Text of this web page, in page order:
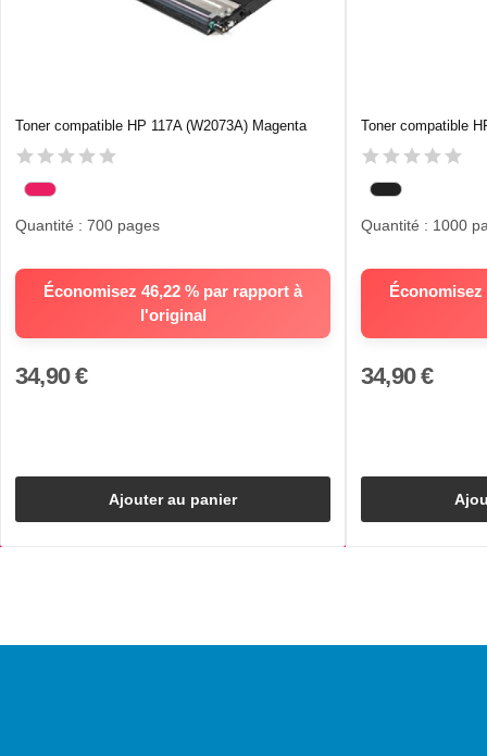
Toner compatible HP 117A (W2073A) Magenta
Économisez 46,22 % par rapport à
l'original
Quantité : 700 pages
34,90 €
Ajouter au panier
Toner compatible
Économisez
Quantité : 1000
34,90 €